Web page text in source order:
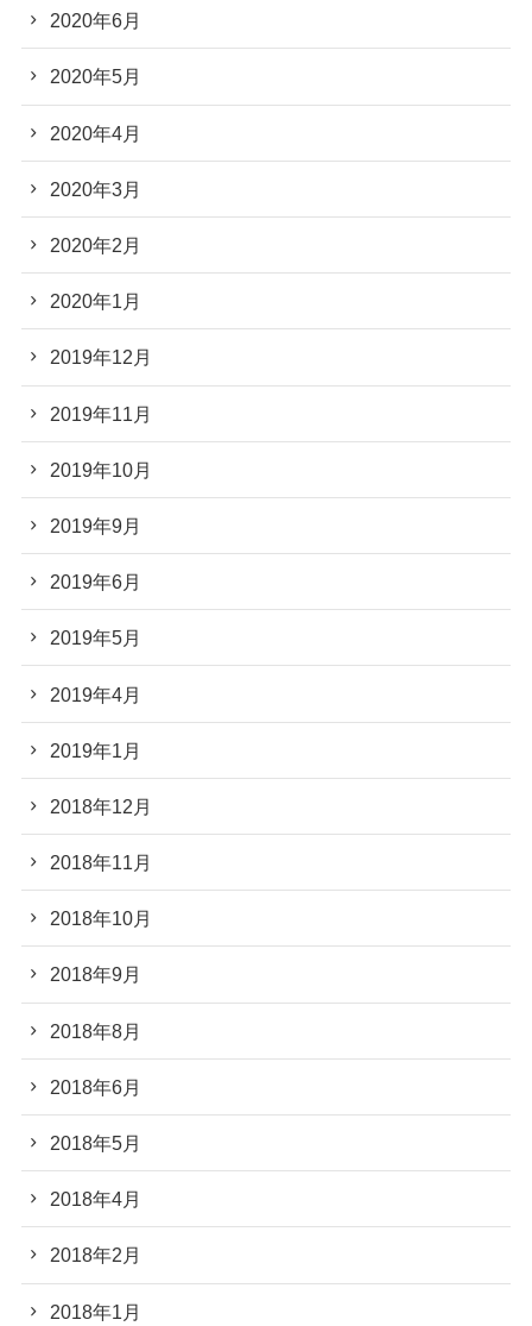
2020年6月
2020年5月
2020年4月
2020年3月
2020年2月
2020年1月
2019年12月
2019年11月
2019年10月
2019年9月
2019年6月
2019年5月
2019年4月
2019年1月
2018年12月
2018年11月
2018年10月
2018年9月
2018年8月
2018年6月
2018年5月
2018年4月
2018年2月
2018年1月